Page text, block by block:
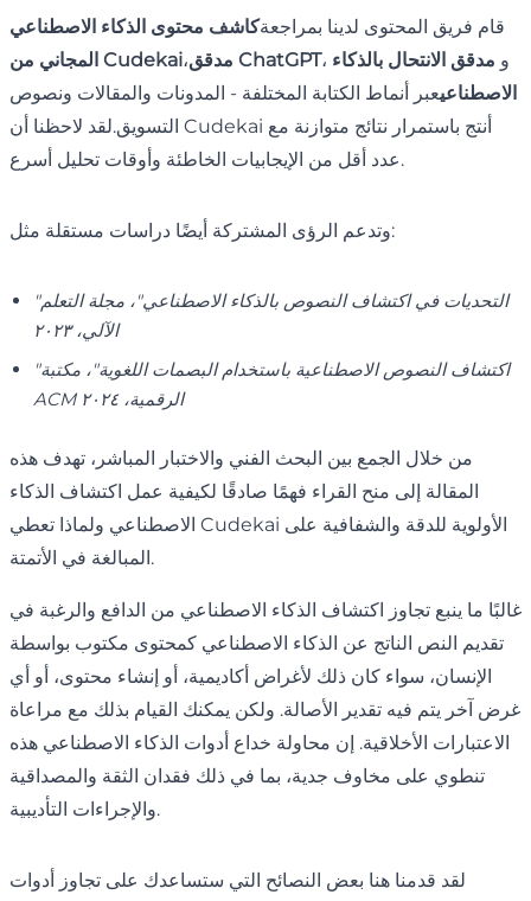
قام فريق المحتوى لدينا بمراجعةكاشف محتوى الذكاء الاصطناعي
المجاني من Cudekai، مدقق ChatGPT ، و مدقق الانتحال بالذكاء
الاصطناعيعبر أنماط الكتابة المختلفة - المدونات والمقالات ونصوص
التسويق.لقد لاحظنا أن Cudekai أنتج باستمرار نتائج متوازنة مع
عدد أقل من الإيجابيات الخاطئة وأوقات تحليل أسرع.
وتدعم الرؤى المشتركة أيضًا دراسات مستقلة مثل:
"التحديات في اكتشاف النصوص بالذكاء الاصطناعي"، مجلة التعلم
الآلي، ٢٠٢٣
"اكتشاف النصوص الاصطناعية باستخدام البصمات اللغوية"، مكتبة
ACM الرقمية، ٢٠٢٤
من خلال الجمع بين البحث الفني والاختبار المباشر، تهدف هذه
المقالة إلى منح القراء فهمًا صادقًا لكيفية عمل اكتشاف الذكاء
الاصطناعي ولماذا تعطي Cudekai الأولوية للدقة والشفافية على
المبالغة في الأتمتة.
غالبًا ما ينبع تجاوز اكتشاف الذكاء الاصطناعي من الدافع والرغبة في
تقديم النص الناتج عن الذكاء الاصطناعي كمحتوى مكتوب بواسطة
الإنسان، سواء كان ذلك لأغراض أكاديمية، أو إنشاء محتوى، أو أي
غرض آخر يتم فيه تقدير الأصالة. ولكن يمكنك القيام بذلك مع مراعاة
الاعتبارات الأخلاقية. إن محاولة خداع أدوات الذكاء الاصطناعي هذه
تنطوي على مخاوف جدية، بما في ذلك فقدان الثقة والمصداقية
والإجراءات التأديبية.
لقد قدمنا ​​هنا بعض النصائح التي ستساعدك على تجاوز أدوات